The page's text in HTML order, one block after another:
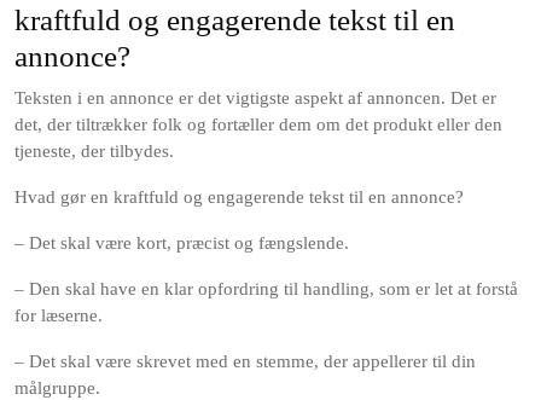
kraftfuld og engagerende tekst til en
annonce?
Teksten i en annonce er det vigtigste aspekt af annoncen. Det er
det, der tiltrækker folk og fortæller dem om det produkt eller den
tjeneste, der tilbydes.
Hvad gør en kraftfuld og engagerende tekst til en annonce?
– Det skal være kort, præcist og fængslende.
– Den skal have en klar opfordring til handling, som er let at forstå
for læserne.
– Det skal være skrevet med en stemme, der appellerer til din
målgruppe.